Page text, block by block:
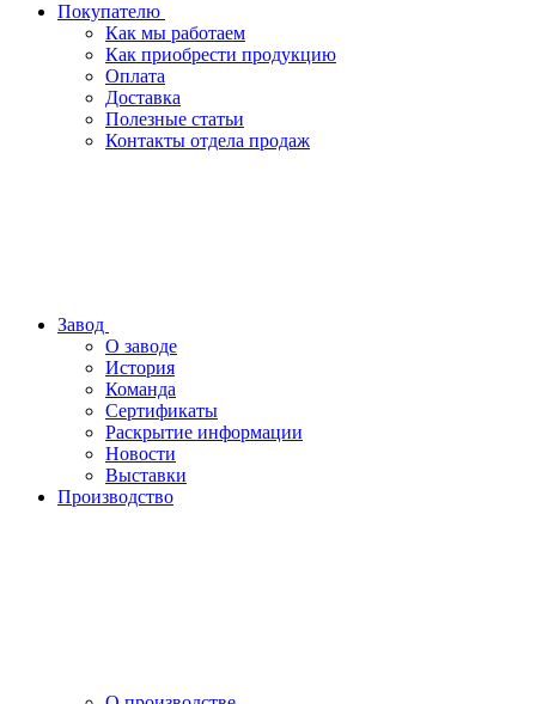
Покупателю
Как мы работаем
Как приобрести продукцию
Оплата
Доставка
Полезные статьи
Контакты отдела продаж
Завод
О заводе
История
Команда
Сертификаты
Раскрытие информации
Новости
Выставки
Производство